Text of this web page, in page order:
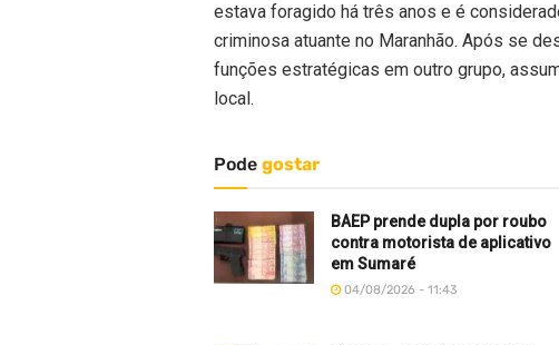
estava foragido há três anos e é
criminosa atuante no Maranhão. Após se
funções estratégicas em outro grupo,
local.
Pode gostar
BAEP prende dupla por roubo
contra motorista de aplicativo
em Sumaré
04/08/2026 - 11:43